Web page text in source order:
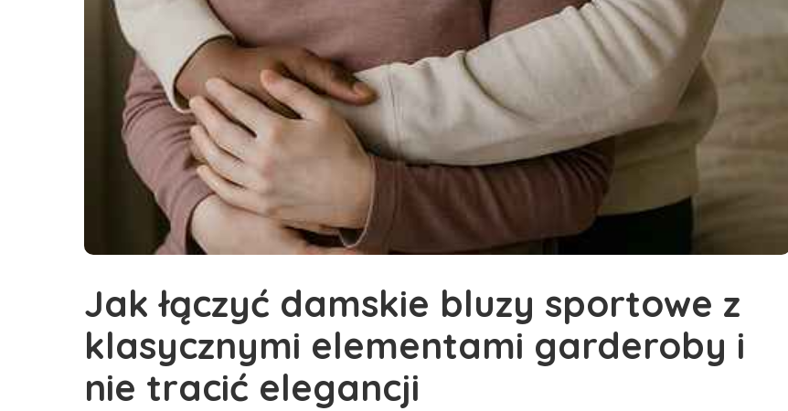
Jak łączyć damskie bluzy sportowe z
klasycznymi elementami garderoby i
nie tracić elegancji